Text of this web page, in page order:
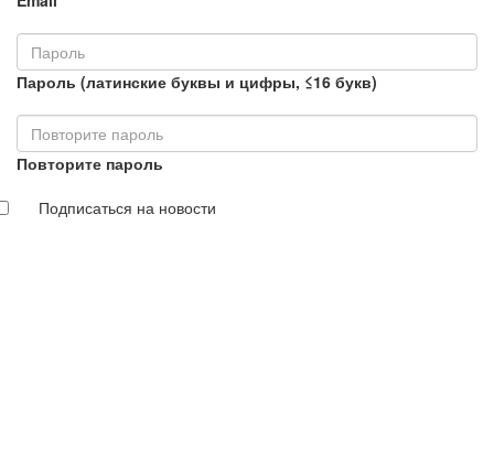
Пароль (латинские буквы и цифры, ≤16 букв)
Повторите пароль
Подписаться на новости